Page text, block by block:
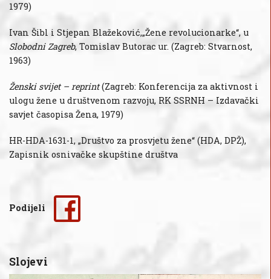
1979)
Ivan Šibl i Stjepan Blažeković,„Žene revolucionarke“, u
Slobodni Zagreb, Tomislav Butorac ur. (Zagreb: Stvarnost,
1963)
Ženski svijet – reprint(Zagreb: Konferencija za aktivnost i
ulogu žene u društvenom razvoju, RK SSRNH – Izdavački
savjet časopisa Žena, 1979)
HR-HDA-1631-1, „Društvo za prosvjetu žene“ (HDA, DPŽ),
Zapisnik osnivačke skupštine društva
Podijeli
Slojevi